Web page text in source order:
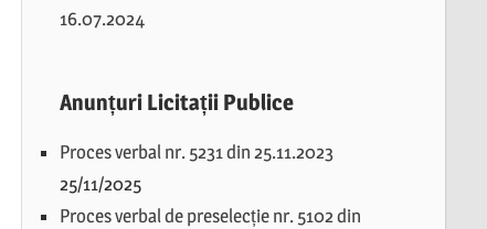
16.07.2024
Anunțuri Licitații Publice
Proces verbal nr. 5231 din 25.11.2023
25/11/2025
Proces verbal de preselecție nr. 5102 din